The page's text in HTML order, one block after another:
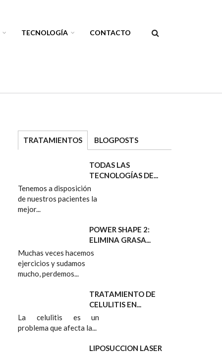
TECNOLOGÍA CONTACTO
TRATAMIENTOS BLOGPOSTS
TODAS LAS
TECNOLOGÍAS DE...
Tenemos a disposición
de nuestros pacientes la
mejor...
POWER SHAPE 2:
ELIMINA GRASA...
Muchas veces hacemos
ejercicios y sudamos
mucho, perdemos...
TRATAMIENTO DE
CELULITIS EN...
La celulitis es un
problema que afecta la...
LIPOSUCCION LASER